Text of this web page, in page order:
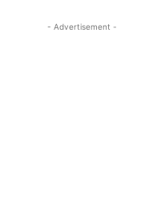
- Advertisement -